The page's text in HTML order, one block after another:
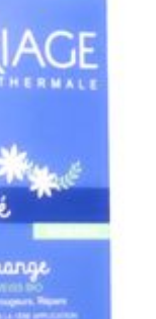
Température ambiante